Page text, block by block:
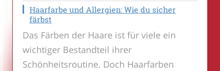
Haarfarbe und Allergien: Wie du sicher
färbst
Das Färben der Haare ist für viele ein
wichtiger Bestandteil ihrer
Schönheitsroutine. Doch Haarfarben